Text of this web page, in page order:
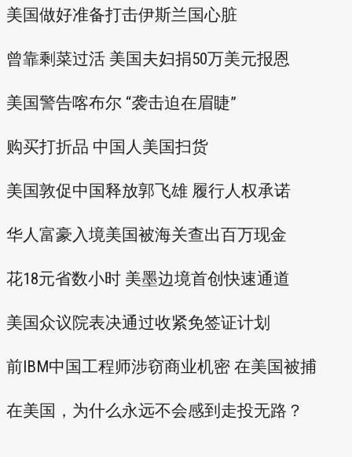
美国做好准备打击伊斯兰国心脏
曾靠剩菜过活 美国夫妇捐50万美元报恩
美国警告喀布尔 “袭击迫在眉睫”
购买打折品 中国人美国扫货
美国敦促中国释放郭飞雄 履行人权承诺
华人富豪入境美国被海关查出百万现金
花18元省数小时 美墨边境首创快速通道
美国众议院表决通过收紧免签证计划
前IBM中国工程师涉窃商业机密 在美国被捕
在美国，为什么永远不会感到走投无路？